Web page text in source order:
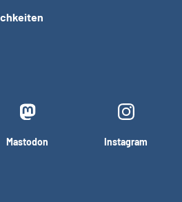
Mastodon Instagram